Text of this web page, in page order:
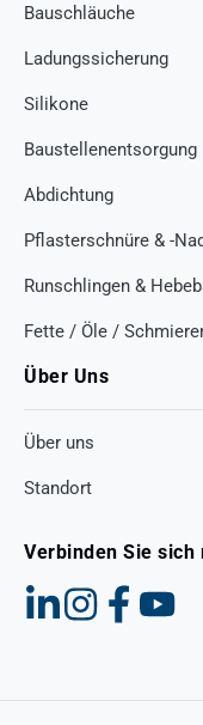
Bauschläuche
Ladungssicherung
Silikone
Baustellenentsorgung
Abdichtung
Pflasterschnüre & -
Runschlingen &
Fette / Öle /
Über Uns
Über uns
Standort
Verbinden Sie